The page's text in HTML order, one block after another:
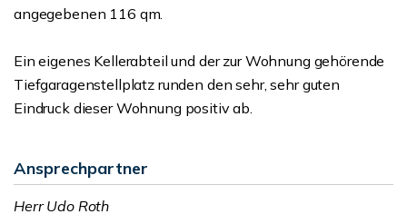
angegebenen 116 qm.
Ein eigenes Kellerabteil und der zur Wohnung gehörende
Tiefgaragenstellplatz runden den sehr, sehr guten
Eindruck dieser Wohnung positiv ab.
Ansprechpartner
Herr Udo Roth